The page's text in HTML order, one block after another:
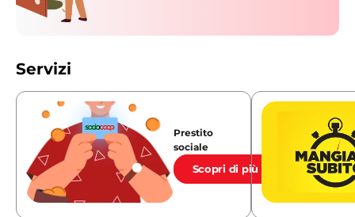
Servizi
Prestito
sociale
Scopri di più